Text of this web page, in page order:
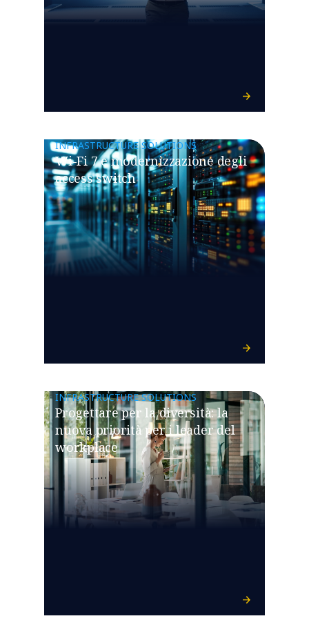
INFRASTRUCTURE SOLUTIONS
Wi-Fi 7 e modernizzazione degli
access switch
INFRASTRUCTURE SOLUTIONS
Progettare per la diversità: la
nuova priorità per i leader del
workplace